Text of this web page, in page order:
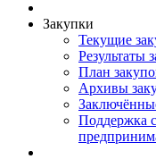
Закупки
Текущие
Результаты
План
Архивы
Поддержка